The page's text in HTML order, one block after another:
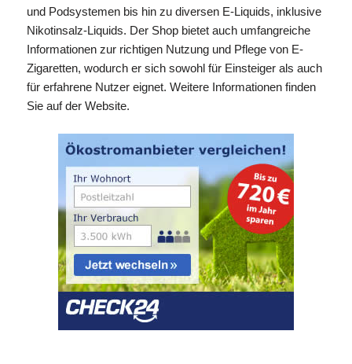
und Podsystemen bis hin zu diversen E-Liquids, inklusive
Nikotinsalz-Liquids. Der Shop bietet auch umfangreiche
Informationen zur richtigen Nutzung und Pflege von E-
Zigaretten, wodurch er sich sowohl für Einsteiger als auch
für erfahrene Nutzer eignet. Weitere Informationen finden
Sie auf der Website.